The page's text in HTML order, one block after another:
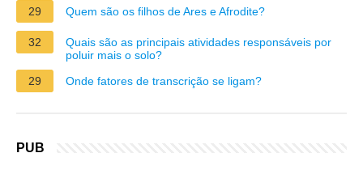
29
Quem são os filhos de Ares e Afrodite?
32
Quais são as principais atividades responsáveis por
poluir mais o solo?
29
Onde fatores de transcrição se ligam?
PUB